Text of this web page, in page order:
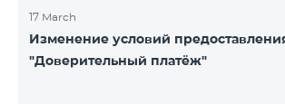
17 March
Изменение условий
"Доверительный платёж"